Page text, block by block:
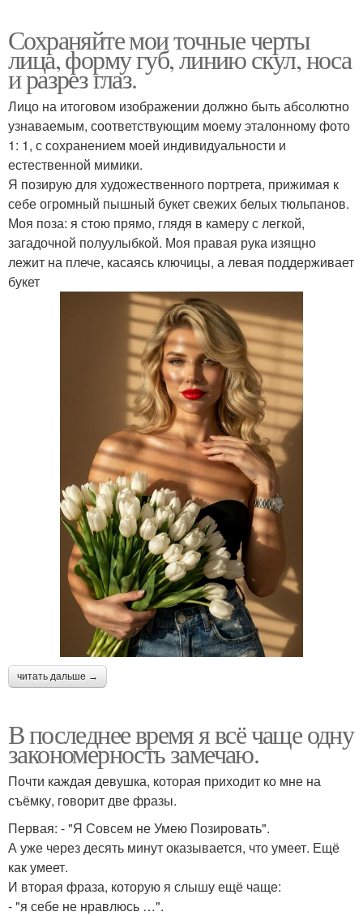
Сохраняйте мои точные черты
лица, форму губ, линию скул, носа
и разрез глаз.
Лицо на итоговом изображении должно быть абсолютно
узнаваемым, соответствующим моему эталонному фото
1: 1, с сохранением моей индивидуальности и
естественной мимики.
Я позирую для художественного портрета, прижимая к
себе огромный пышный букет свежих белых тюльпанов.
Моя поза: я стою прямо, глядя в камеру с легкой,
загадочной полуулыбкой. Моя правая рука изящно
лежит на плече, касаясь ключицы, а левая поддерживает
букет
читать дальше →
В последнее время я всё чаще одну
закономерность замечаю.
Почти каждая девушка, которая приходит ко мне на
съёмку, говорит две фразы.
Первая: - "Я Совсем не Умею Позировать".
А уже через десять минут оказывается, что умеет. Ещё
как умеет.
И вторая фраза, которую я слышу ещё чаще:
- "я себе не нравлюсь …".